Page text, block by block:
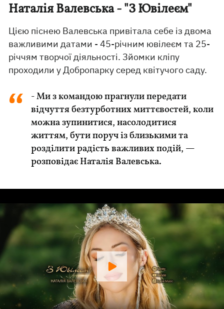
Наталія Валевська - "З Ювілеєм"
Цією піснею Валевська привітала себе із двома
важливими датами - 45-річним ювілеєм та 25-
річчям творчої діяльності. Зйомки кліпу
проходили у Добропарку серед квітучого саду.
- Ми з командою прагнули передати
відчуття безтурботних миттєвостей, коли
можна зупинитися, насолодитися
життям, бути поруч із близькими та
розділити радість важливих подій, —
розповідає Наталія Валевська.